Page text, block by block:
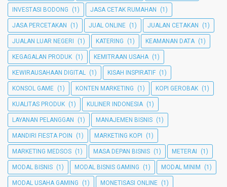
INVESTASI BODONG (1) JASA CETAK RUMAHAN (1)
JASA PERCETAKAN (1) JUAL ONLINE (1) JUALAN CETAKAN (1)
JUALAN LUAR NEGERI (1) KATERING (1) KEAMANAN DATA (1)
KEGAGALAN PRODUK (1) KEMITRAAN USAHA (1)
KEWIRAUSAHAAN DIGITAL (1) KISAH INSPIRATIF (1)
KONSOL GAME (1) KONTEN MARKETING (1) KOPI GEROBAK (1)
KUALITAS PRODUK (1) KULINER INDONESIA (1)
LAYANAN PELANGGAN (1) MANAJEMEN BISNIS (1)
MANDIRI FIESTA POIN (1) MARKETING KOPI (1)
MARKETING MEDSOS (1) MASA DEPAN BISNIS (1) METERAI (1)
MODAL BISNIS (1) MODAL BISNIS GAMING (1) MODAL MINIM (1)
MODAL USAHA GAMING (1) MONETISASI ONLINE (1)